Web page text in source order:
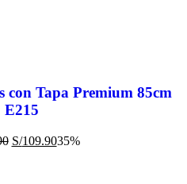
con Tapa Premium 85cm
E215
S/109.9035%